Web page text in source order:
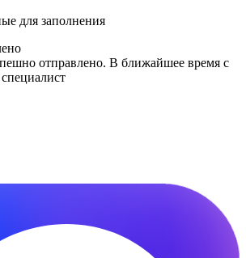
для заполнения
отправлено. В ближайшее время с